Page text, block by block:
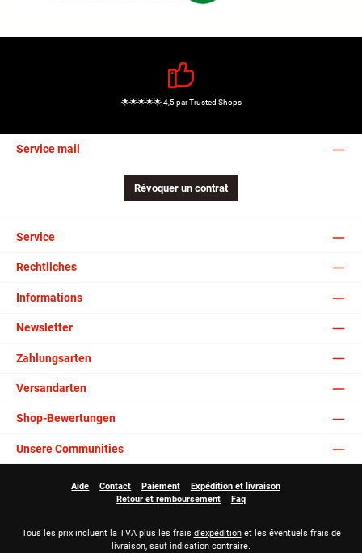
🌟🌟🌟🌟🌟 4,5 par Trusted Shops
Service mail
Révoquer un contrat
Service
Rechtliches
Informations
Newsletter
Zahlungsarten
Versandarten
Shop-Bewertungen
Unsere Communities
Aide Contact Paiement
Expédition et livraison
Retour et remboursement
Faq
Tous les prix incluent la TVA plus les frais d'expéditionet les éventuels frais de
livraison, sauf indication contraire.